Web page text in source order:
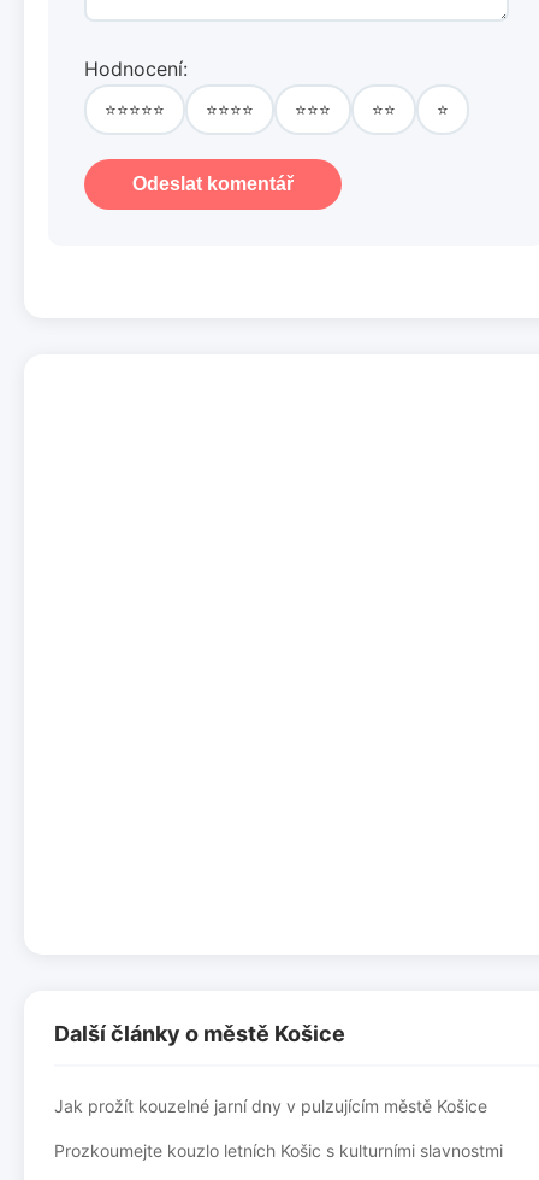
Hodnocení:
⭐⭐⭐⭐⭐ ⭐⭐⭐⭐ ⭐⭐⭐ ⭐⭐ ⭐
Odeslat komentář
Další články o městě Košice
Jak prožít kouzelné jarní dny v pulzujícím městě Košice
Prozkoumejte kouzlo letních Košic s kulturními slavnostmi